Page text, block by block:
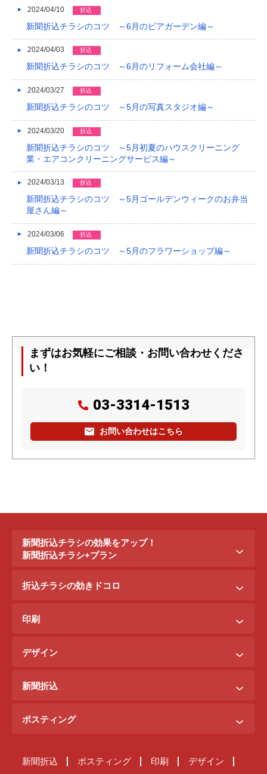
2024/04/10 折込
新聞折込チラシのコツ ～6月のビアガーデン編～
2024/04/03 折込
新聞折込チラシのコツ ～6月のリフォーム会社編～
2024/03/27 折込
新聞折込チラシのコツ ～5月の写真スタジオ編～
2024/03/20 折込
新聞折込チラシのコツ ～5月初夏のハウスクリーニング
業・エアコンクリーニングサービス編～
2024/03/13 折込
新聞折込チラシのコツ ～5月ゴールデンウィークのお弁当
屋さん編～
2024/03/06 折込
新聞折込チラシのコツ ～5月のフラワーショップ編～
まずはお気軽にご相談・お問い合わせくださ
い！
03-3314-1513
お問い合わせはこちら
新聞折込チラシの効果をアップ！
新聞折込チラシ+プラン
新聞折込チラシ＋ポステイング
折込チラシ＋駅看板
折込チラシの効きドコロ
折込配布効きドコロ
印刷効きドコロ
印刷
B3料金
B4料金
デザイン
原稿を作るには？
サンプルデザイン
新聞折込
ご注文までの流れ
納品までの流れ
ポスティング
ポスティングが届くまで
新聞折込 ポスティング 印刷 デザイン